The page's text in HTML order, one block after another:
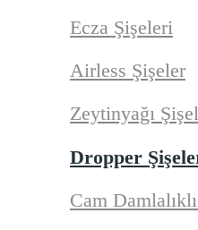
Ecza Şişeleri
Airless Şişeler
Zeytinyağı
Dropper
Cam